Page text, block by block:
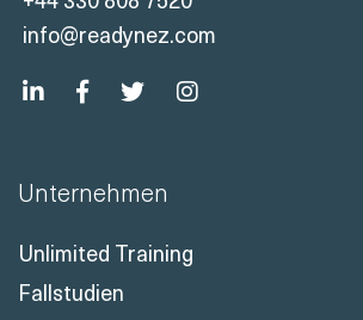
info@readynez.com
Unternehmen
Unlimited Training
Fallstudien